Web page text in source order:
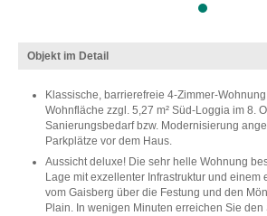
Objekt im Detail
Klassische, barrierefreie 4-Zimmer-Wohnung
Wohnfläche zzgl. 5,27 m² Süd-Loggia im 8.
Sanierungsbedarf bzw. Modernisierung
Parkplätze vor dem Haus.
Aussicht deluxe! Die sehr helle Wohnung
Lage mit exzellenter Infrastruktur und einem
vom Gaisberg über die Festung und den
Plain. In wenigen Minuten erreichen Sie